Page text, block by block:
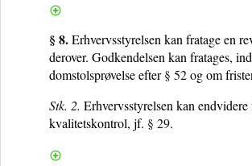
§ 8.Erhvervsstyrelsen kan fratage en
derover. Godkendelsen kan fratages,
domstolsprøvelse efter§ 52og om
Stk. 2. Erhvervsstyrelsen kan
kvalitetskontrol, jf. § 29.